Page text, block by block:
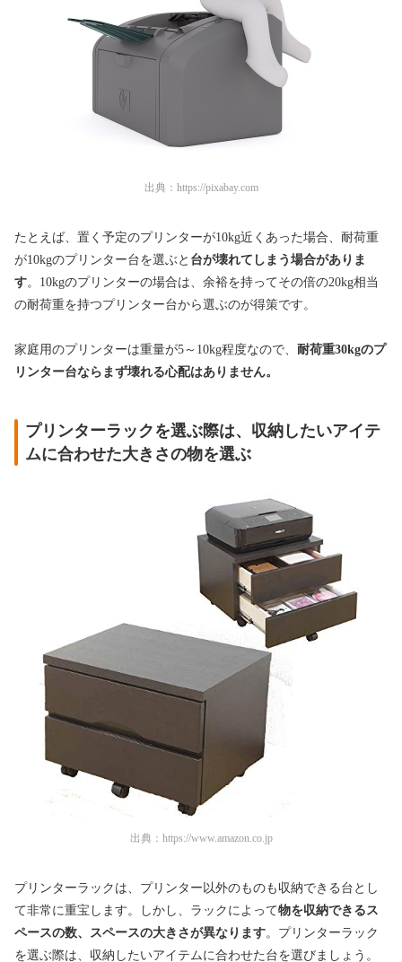
出典： https://pixabay.com
たとえば、置く予定のプリンターが10kg近くあった場合、耐荷重
が10kgのプリンター台を選ぶと 台が壊れてしまう場合がありま
す。10kgのプリンターの場合は、余裕を持ってその倍の20kg相当
の耐荷重を持つプリンター台から選ぶのが得策です。
家庭用のプリンターは重量が5～10kg程度なので、 耐荷重30kgのプ
リンター台ならまず壊れる心配はありません。
プリンターラックを選ぶ際は、収納したいアイテ
ムに合わせた大きさの物を選ぶ
出典： https://www.amazon.co.jp
プリンターラックは、プリンター以外のものも収納できる台とし
て非常に重宝します。しかし、ラックによって物を収納できるス
ペースの数、スペースの大きさが異なります。プリンターラック
を選ぶ際は、収納したいアイテムに合わせた台を選びましょう。